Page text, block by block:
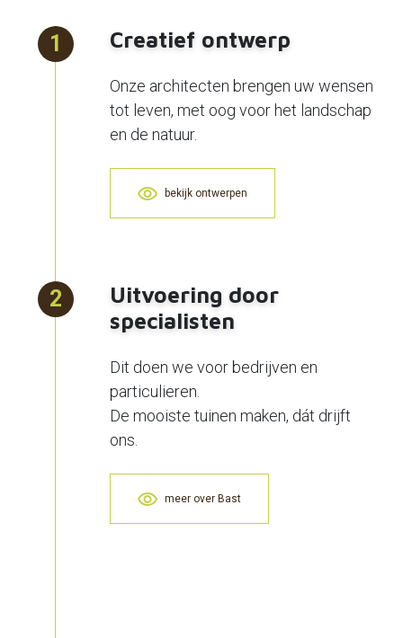
1 Creatief ontwerp
Onze architecten brengen uw wensen
tot leven, met oog voor het landschap
en de natuur.
bekijk ontwerpen
2
Uitvoering door
specialisten
Dit doen we voor bedrijven en
particulieren.
De mooiste tuinen maken, dát drijft
ons.
meer over Bast